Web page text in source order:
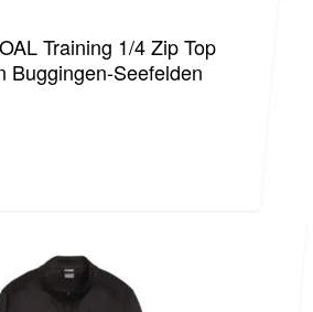
Training 1/4 Zip Top
Buggingen-Seefelden
€